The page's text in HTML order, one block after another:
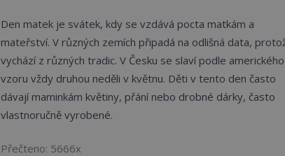
Den matek je svátek, kdy se vzdává pocta matkám a
mateřství. V různých zemích připadá na odlišná data,
vychází z různých tradic. V Česku se slaví podle amerického
vzoru vždy druhou neděli v květnu. Děti v tento den často
dávají maminkám květiny, přání nebo drobné dárky, často
vlastnoručně vyrobené.
Přečteno: 5666x